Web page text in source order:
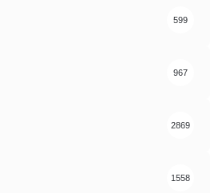
599
967
2869
1558